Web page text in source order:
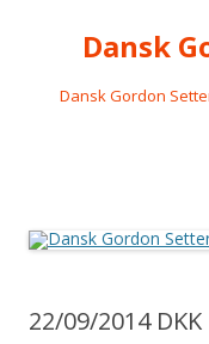
Dansk
Dansk Gordon
22/09/2014